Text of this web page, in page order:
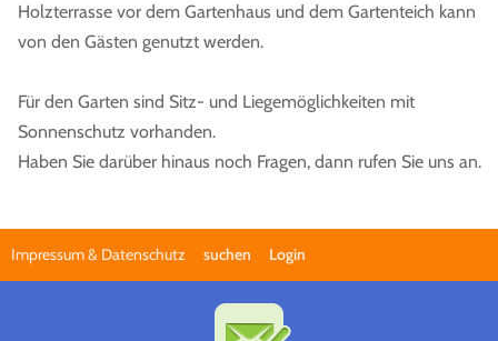
Holzterrasse vor dem Gartenhaus und dem Gartenteich kann
von den Gästen genutzt werden.
Für den Garten sind Sitz- und Liegemöglichkeiten mit
Sonnenschutz vorhanden.
Haben Sie darüber hinaus noch Fragen, dann rufen Sie uns an.
Impressum & Datenschutz suchen Login